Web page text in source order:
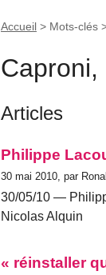
Accueil > Mots-clés
Caproni,
Articles
Philippe
30 mai 2010, par
30/05/10 —
Nicolas Alquin
« réinstaller